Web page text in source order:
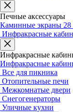
Печные аксессуары
Каминные экраны 28
Инфракрасные
Инфракрасные
Инфракрасные
Все для пикника
Отопительные печи
Межкомнатые двери
Снегогенераторы
Уличные кухни